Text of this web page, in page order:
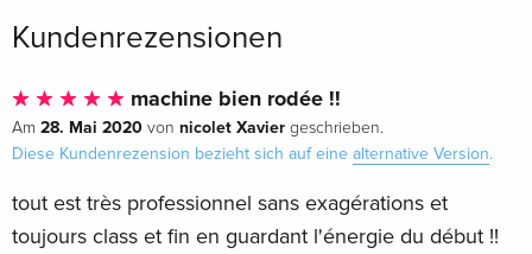
Kundenrezensionen
machine bien rodée !!
Am 28. Mai 2020 von nicolet Xavier geschrieben.
Diese Kundenrezension bezieht sich auf eine alternative Version.
tout est très professionnel sans exagérations et
toujours class et fin en guardant l'énergie du début !!